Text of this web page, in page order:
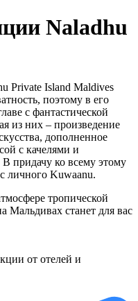
Naladhu
Private Island Maldives
поэтому в его
с фантастической
из них – произведение
дополненное
с качелями и
придачу ко всему этому
личного Kuwaanu.
тропической
Мальдивах станет для вас
от отелей и